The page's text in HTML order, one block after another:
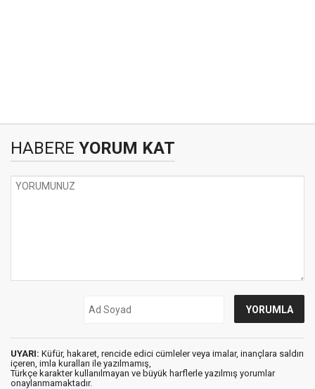
HABERE YORUM KAT
UYARI: Küfür, hakaret, rencide edici cümleler veya imalar, inançlara saldırı
içeren, imla kuralları ile yazılmamış,
Türkçe karakter kullanılmayan ve büyük harflerle yazılmış yorumlar
onaylanmamaktadır.